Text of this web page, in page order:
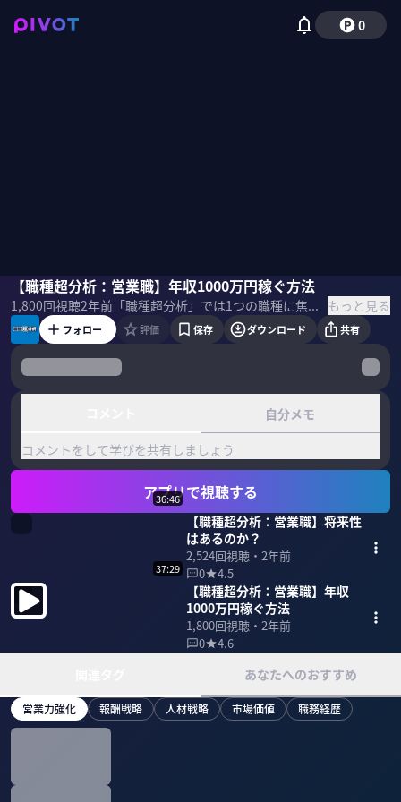
0
【職種超分析：営業職】年収1000万円稼ぐ方法
1,800回視聴2年前 「職種超分析」では1つの職種に焦点を当てて、具体的な業務やトレンド、年収、身につくスキル、キャリアパスを専門家と共に分析していく。営業職の後編では年収1000万円を稼ぐための方法を議論する。 もっと見る
佐賀駿一郎竹内孝太朗桐原理有野嶋紗己子
フォロー 評価 保存 ダウンロード 共有
自分メモ
コメントをして学びを共有しましょう
アプリで視聴する
36:46
【職種超分析：営業職】将来性
はあるのか？
2,524回視聴・ 2年前
0
4.5
37:29
【職種超分析：営業職】年収
1000万円稼ぐ方法
1,800回視聴・ 2年前
0
4.6
あなたへのおすすめ
営業力強化 報酬戦略 人材戦略 市場価値 職務経歴